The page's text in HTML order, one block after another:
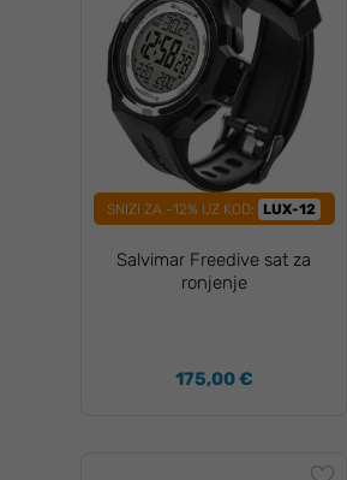
SNIZI ZA -12% UZ KOD: LUX-12
Salvimar Freedive sat za
ronjenje
175,00 €